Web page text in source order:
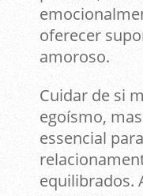
oferecer
amoroso.
Cuidar de si
egoísmo,
essencial
equilibrados.